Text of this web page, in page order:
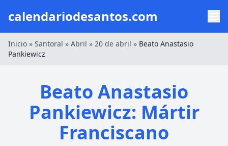
calendariodesantos.com
Inicio » Santoral » Abril » 20 de abril » Beato Anastasio
Pankiewicz
Beato Anastasio
Pankiewicz: Mártir
Franciscano